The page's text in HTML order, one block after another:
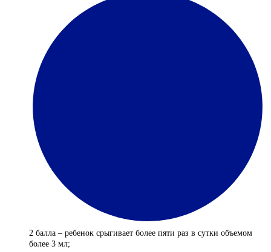
2 балла – ребенок срыгивает более пяти раз в сутки объемом
более 3 мл;